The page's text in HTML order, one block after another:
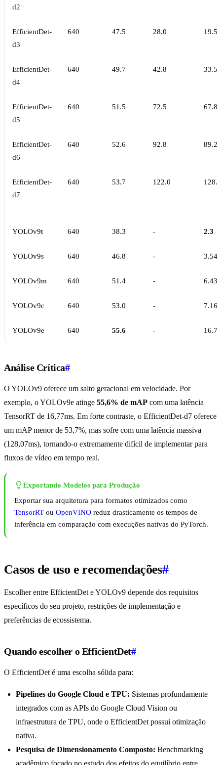
d2
EfficientDet-
d3
640 47.5 28.0 19.59
EfficientDet-
d4
640 49.7 42.8 33.55
EfficientDet-
d5
640 51.5 72.5 67.86
EfficientDet-
d6
640 52.6 92.8 89.29
EfficientDet-
d7
640 53.7 122.0
YOLOv9t 640 38.3 - 2.3
YOLOv9s 640 46.8 - 3.54
YOLOv9m 640 51.4 - 6.43
YOLOv9c 640 53.0 - 7.16
YOLOv9e 640 55.6 - 16.77
Análise Crítica#
O YOLOv9 oferece um salto geracional em velocidade. Por
exemplo, o YOLOv9e atinge 55,6% de mAP com uma latência
TensorRT de 16,77ms. Em forte contraste, o EfficientDet-d7 oferece
um mAP menor de 53,7%, mas sofre com uma latência massiva
(128,07ms), tornando-o extremamente difícil de implementar para
fluxos de vídeo em tempo real.
Exportando Modelos para Produção
Exportar sua arquitetura para formatos otimizados como
TensorRT ou OpenVINO reduz drasticamente os tempos de
inferência em comparação com execuções nativas do PyTorch.
Casos de uso e recomendações#
Escolher entre EfficientDet e YOLOv9 depende dos requisitos
específicos do seu projeto, restrições de implementação e
preferências de ecossistema.
Quando escolher o EfficientDet#
O EfficientDet é uma escolha sólida para:
Pipelines do Google Cloud e TPU: Sistemas profundamente
integrados com as APIs do Google Cloud Vision ou
infraestrutura de TPU, onde o EfficientDet possui otimização
nativa.
Pesquisa de Dimensionamento Composto: Benchmarking
acadêmico focado no estudo dos efeitos do equilíbrio entre